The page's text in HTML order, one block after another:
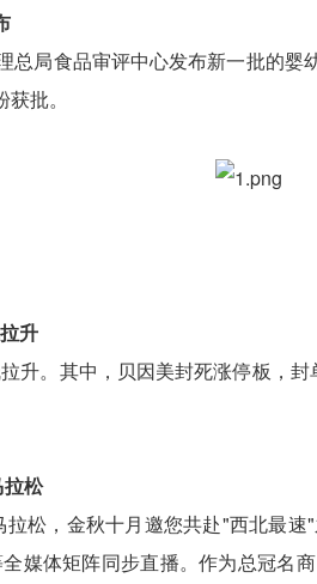
总局食品审评中心发布新一批的
批。
升
升。其中，贝因美封死涨停板，
松
松，金秋十月邀您共赴"西北最
媒体矩阵同步直播。作为总冠名